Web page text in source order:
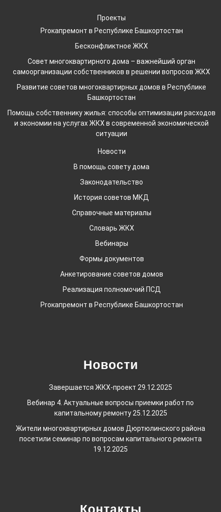
Проекты
Proкапремонт в Республике Башкортостан
Бесконфликтное ЖКХ
Совет многоквартирного дома – важнейший орган
самоорганизации собственников в решении вопросов ЖКХ
Развитие советов многоквартирных домов в Республике
Башкортостан
Помощь собственнику жилья: способы оптимизации расходов
и экономии на услугах ЖКХ в современной экономической
ситуации
Новости
В помощь совету дома
Законодательство
История советов МКД
Справочные материалы
Словарь ЖКХ
Вебинары
Формы документов
Анкетирование советов домов
Реализация полномочий ПСД
Proкапремонт в Республике Башкортостан
Новости
Завершается ЖКХ-проект 29.12.2025
Вебинар 4. Актуальные вопросы приемки работ по
капитальному ремонту 25.12.2025
Жители многоквартирных домов Дюртюлинского района
посетили семинар по вопросам капитального ремонта
19.12.2025
Контакты